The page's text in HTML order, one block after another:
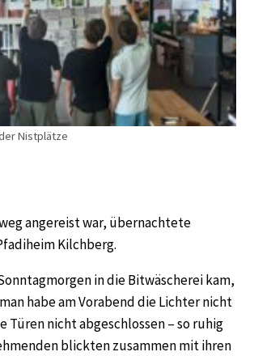
Nistplätze
angereist war, übernachtete
Kilchberg.
in die Bitwäscherei kam,
habe am Vorabend die Lichter nicht
Türen nicht abgeschlossen – so ruhig
blickten zusammen mit ihren